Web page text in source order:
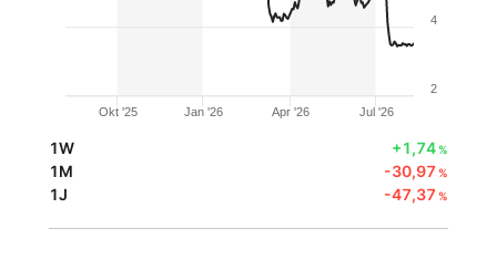
Okt '25 Jan '26 Apr '26 Jul '26
2
4
1W +1,74%
1M -30,97 %
1J -47,37 %